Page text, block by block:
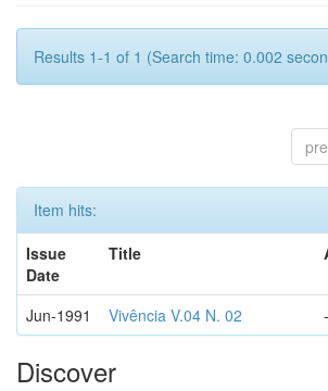
Results 1-1 of 1 (Search time: 0.002
Item hits:
Issue
Date
Title
Jun-1991 Vivência V.04 N. 02 -
Discover